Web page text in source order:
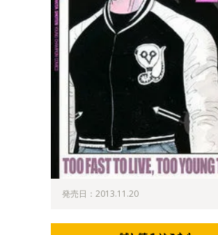
発売日：2013.11.20